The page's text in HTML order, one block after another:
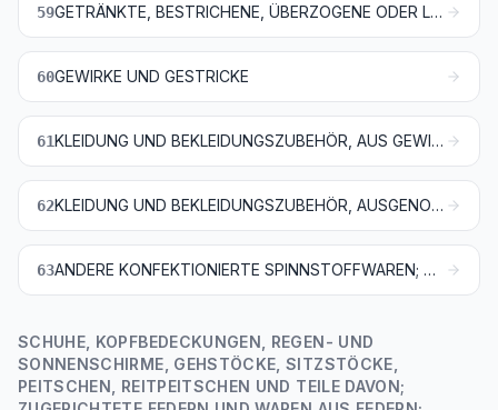
59 GETRÄNKTE, BESTRICHENE, ÜBERZOGENE ODER LAMINIERTE GEWEBE; WAREN DES TECHNISCHEN BEDARFS, AUS SPINNSTOFFEN
60GEWIRKE UND GESTRICKE
61 KLEIDUNG UND BEKLEIDUNGSZUBEHÖR, AUS GEWIRKEN ODER GESTRICKEN
62 KLEIDUNG UND BEKLEIDUNGSZUBEHÖR, AUSGENOMMEN AUS GEWIRKEN ODER GESTRICKEN
63 ANDERE KONFEKTIONIERTE SPINNSTOFFWAREN; WARENZUSAMMENSTELLUNGEN; ALTWAREN UND LUMPEN
SCHUHE, KOPFBEDECKUNGEN, REGEN- UND
SONNENSCHIRME, GEHSTÖCKE, SITZSTÖCKE,
PEITSCHEN, REITPEITSCHEN UND TEILE DAVON;